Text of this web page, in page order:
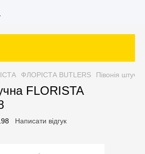
ФЛОРІСТА BUTLERS Півонія
FLORISTA
Написати відгук